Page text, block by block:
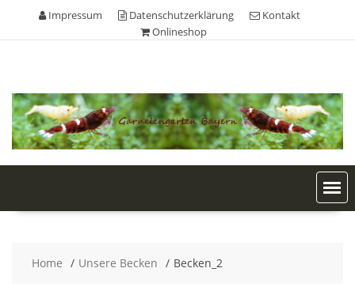
content
Impressum Datenschutzerklärung
Kontakt
Onlineshop
Home Unsere Becken Becken_2